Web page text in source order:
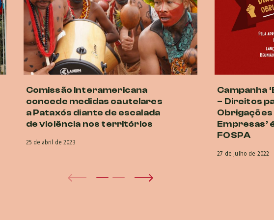
Comissão Interamericana
concede medidas cautelares
a Pataxós diante de escalada
de violência nos territórios
25 de abril de 2023
Campanha
– Direitos
Obrigações
Empresas’
FOSPA
27 de julho de 2022